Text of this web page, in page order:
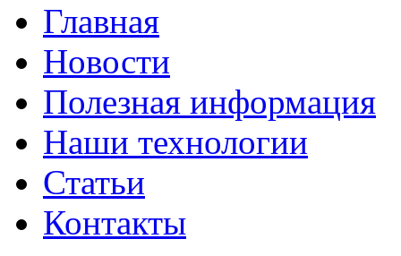
Главная
Новости
Полезная информация
Наши технологии
Статьи
Контакты